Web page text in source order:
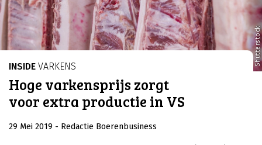
Shutterstock
INSIDE VARKENS
Hoge varkensprijs zorgt
voor extra productie in VS
29 Mei 2019 - Redactie Boerenbusiness